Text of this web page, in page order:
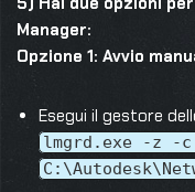
Manager:
Opzione 1: Avvio
Esegui il gestore
lmgrd.exe -z -